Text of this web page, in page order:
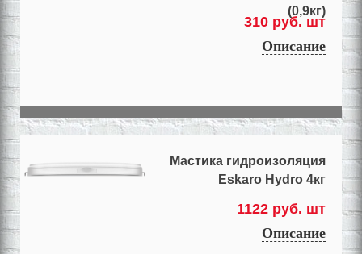
(0,9кг)
310 руб. шт
Описание
Мастика гидроизоляция
Eskaro Hydro 4кг
1122 руб. шт
Описание